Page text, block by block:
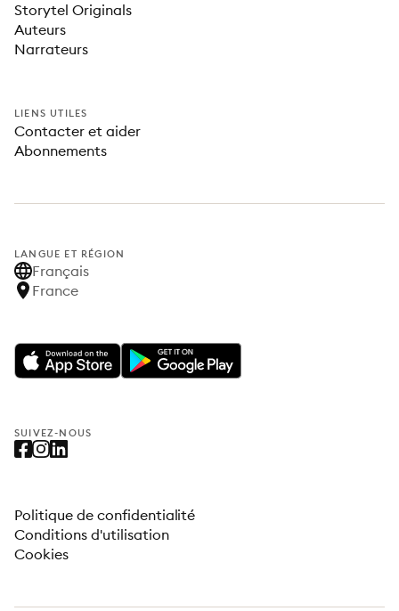
Storytel Originals
Auteurs
Narrateurs
LIENS UTILES
Contacter et aider
Abonnements
LANGUE ET RÉGION
Français
France
SUIVEZ-NOUS
Politique de confidentialité
Conditions d'utilisation
Cookies